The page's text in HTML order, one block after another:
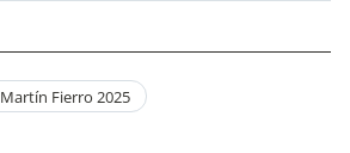
Martín Fierro 2025